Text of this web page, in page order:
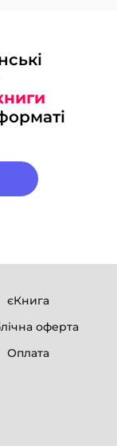
єКнига
оферта
Оплата